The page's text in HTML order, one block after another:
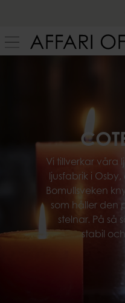
Vi tillverkar våra
ljusfabrik i
Bomullsveken
som håller den
stelnar. På så
stabil